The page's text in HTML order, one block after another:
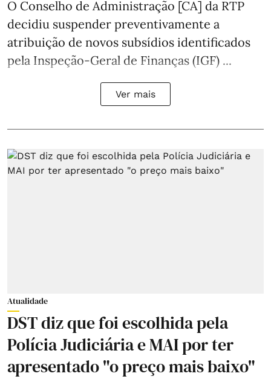
O Conselho de Administração [CA] da RTP
decidiu suspender preventivamente a
atribuição de novos subsídios identificados
pela Inspeção-Geral de Finanças (IGF) ...
Ver mais
Atualidade
DST diz que foi escolhida pela
Polícia Judiciária e MAI por ter
apresentado "o preço mais baixo"